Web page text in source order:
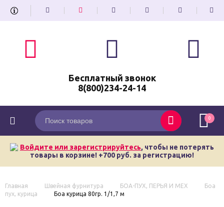
Бесплатный звонок
8(800)234-24-14
0
Войдите или зарегистрируйтесь, чтобы не потерять
товары в корзине! +700 руб. за регистрацию!
Главная Швейная фурнитура БОА-ПУХ, ПЕРЬЯ И МЕХ
Боа
пух, курица
Боа курица 80гр. 1/1,7 м